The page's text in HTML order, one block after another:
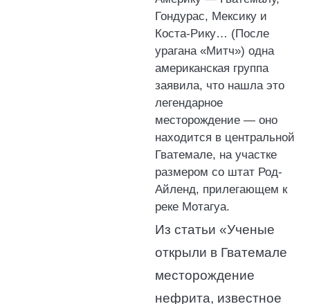
Гондурас, Мексику и
Коста-Рику… (После
урагана «Митч») одна
американская группа
заявила, что нашла это
легендарное
месторождение — оно
находится в центральной
Гватемале, на участке
размером со штат Род-
Айленд, прилегающем к
реке Мотагуа.
Из статьи «Ученые
открыли в Гватемале
месторождение
нефрита, известное